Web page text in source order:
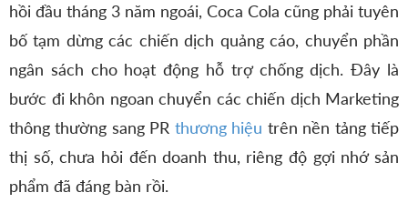
hồi đầu tháng 3 năm ngoái, Coca Cola cũng phải tuyên
bố tạm dừng các chiến dịch quảng cáo, chuyển phần
ngân sách cho hoạt động hỗ trợ chống dịch. Đây là
bước đi khôn ngoan chuyển các chiến dịch Marketing
thông thường sang PR thương hiệu trên nền tảng tiếp
thị số, chưa hỏi đến doanh thu, riêng độ gợi nhớ sản
phẩm đã đáng bàn rồi.